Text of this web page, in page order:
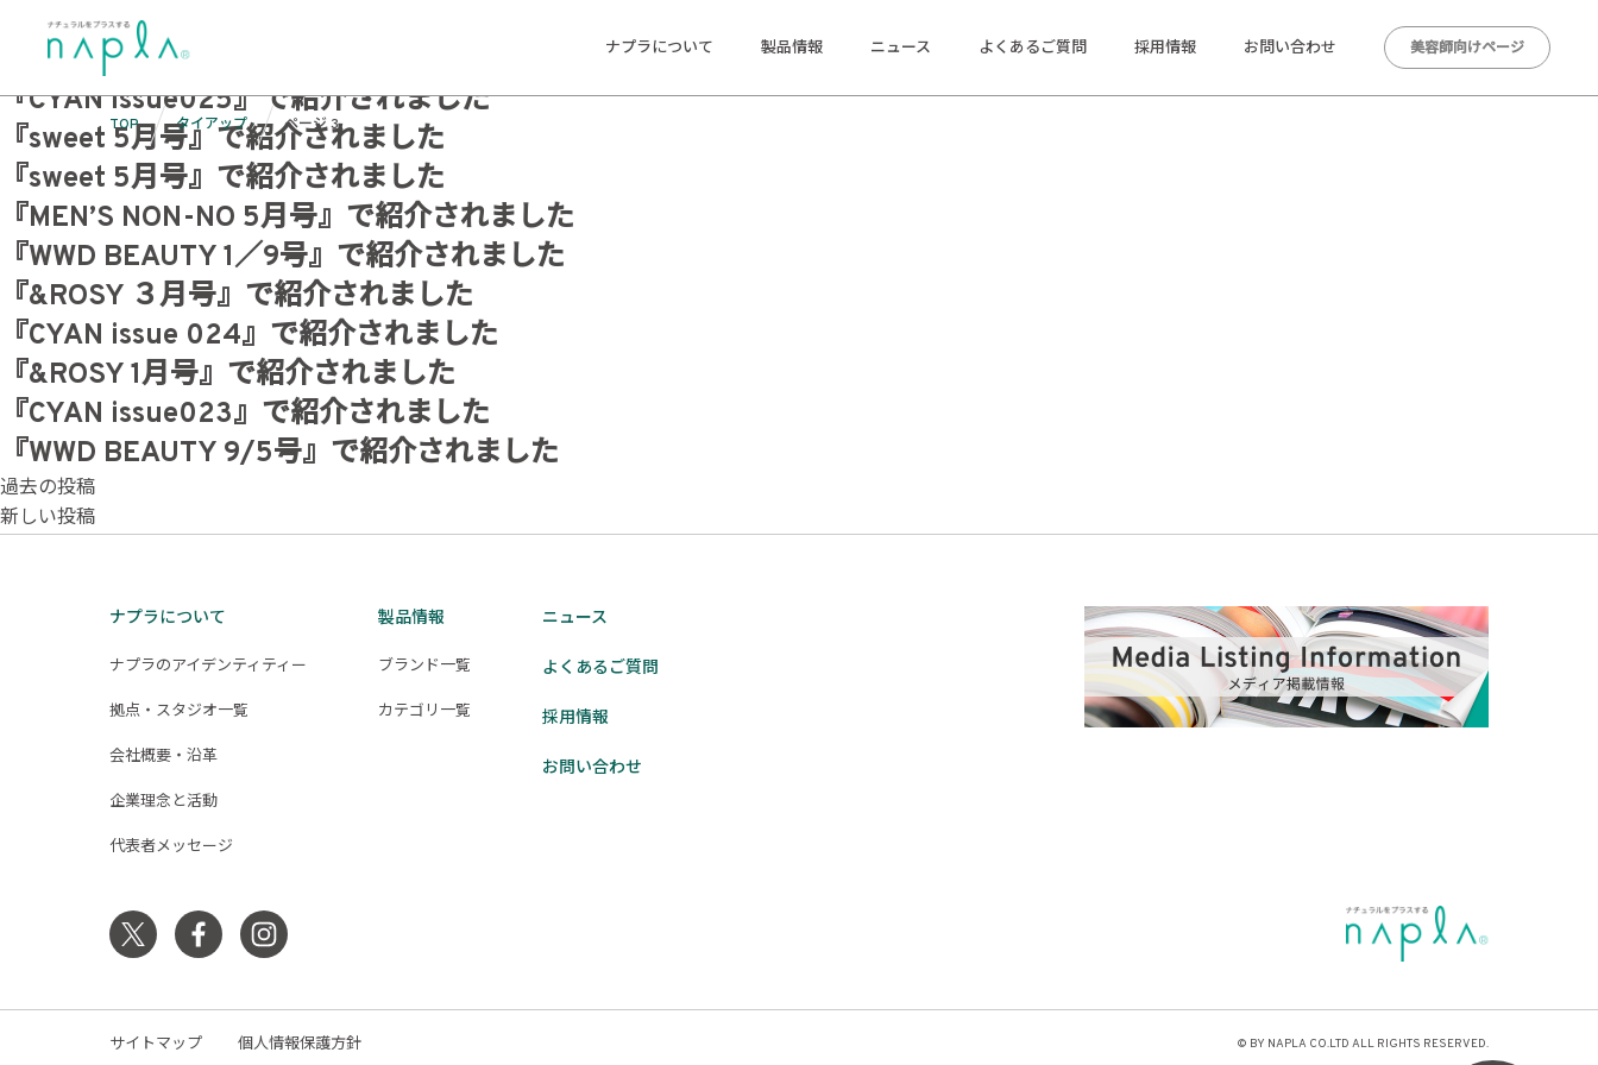
ナプラについて 製品情報 ニュース よくあるご質問 採用情報 お問い合わせ 美容師向けページ
タグ:タイアップ
雑誌・メディアとのタイアップ記事コンテンツをご紹介しています。ナプラ製品を使った旬のスタイルやトレンドをお届けします。
『CYAN issue025』で紹介されました
『sweet 5月号』で紹介されました
『sweet 5月号』で紹介されました
『MEN’S NON-NO 5月号』で紹介されました
『WWD BEAUTY 1／9号』で紹介されました
『&ROSY ３月号』で紹介されました
『CYAN issue 024』で紹介されました
『&ROSY 1月号』で紹介されました
『CYAN issue023』で紹介されました
『WWD BEAUTY 9/5号』で紹介されました
投
稿
過去の投稿
新しい投稿
TOP タイアップ ページ 3
ナプラについて
ナプラのアイデンティティー
拠点・スタジオ一覧
会社概要・沿革
企業理念と活動
代表者メッセージ
製品情報
ブランド一覧
カテゴリ一覧
ニュース
よくあるご質問
採用情報
お問い合わせ
サイトマップ 個人情報保護方針 © BY NAPLA CO.LTD ALL RIGHTS RESERVED.